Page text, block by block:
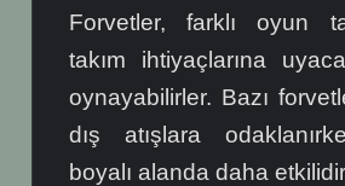
Forvetler, farklı oyun
takım ihtiyaçlarına
oynayabilirler. Bazı
dış atışlara
boyalı alanda daha